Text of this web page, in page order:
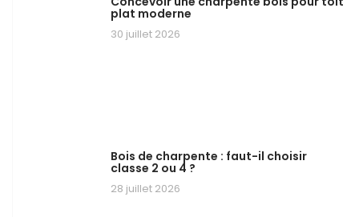
plat moderne
30 juillet 2026
Bois de charpente : faut-il choisir
classe 2 ou 4 ?
28 juillet 2026